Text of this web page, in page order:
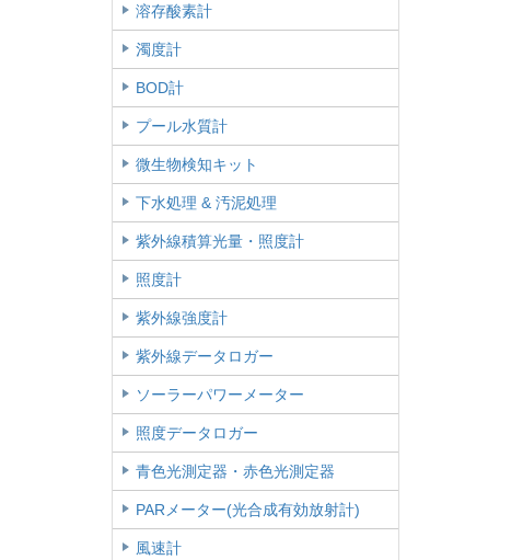
溶存酸素計
濁度計
BOD計
プール水質計
微生物検知キット
下水処理 & 汚泥処理
紫外線積算光量・照度計
照度計
紫外線強度計
紫外線データロガー
ソーラーパワーメーター
照度データロガー
青色光測定器・赤色光測定器
PARメーター(光合成有効放射計)
風速計